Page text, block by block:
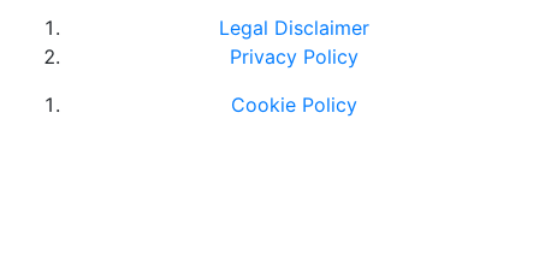
Legal Disclaimer
Privacy Policy
Cookie Policy